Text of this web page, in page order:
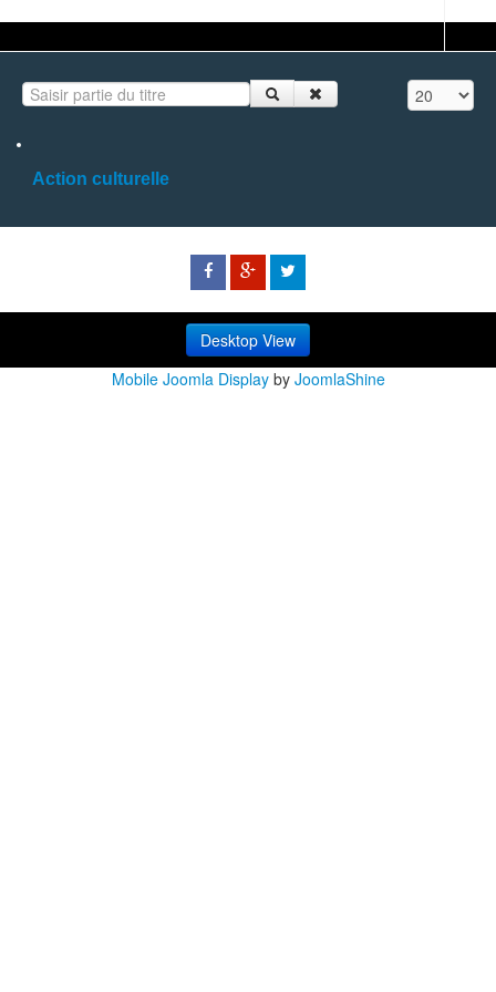
Saisir partie du titre Affichage #
Action culturelle
Desktop View
Mobile Joomla Displayby JoomlaShine